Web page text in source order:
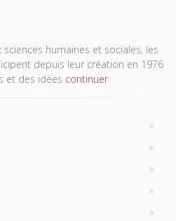
humaines et sociales, les
depuis leur création en 1976
et des idées continuer